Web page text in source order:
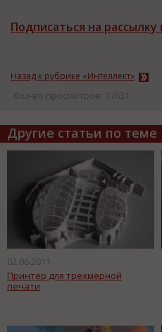
Подписаться на рассылку
Назад к рубрике «Интеллект»
Кол-во просмотров: 17631
Другие статьи по теме
02.06.2011
Принтер для трехмерной
печати